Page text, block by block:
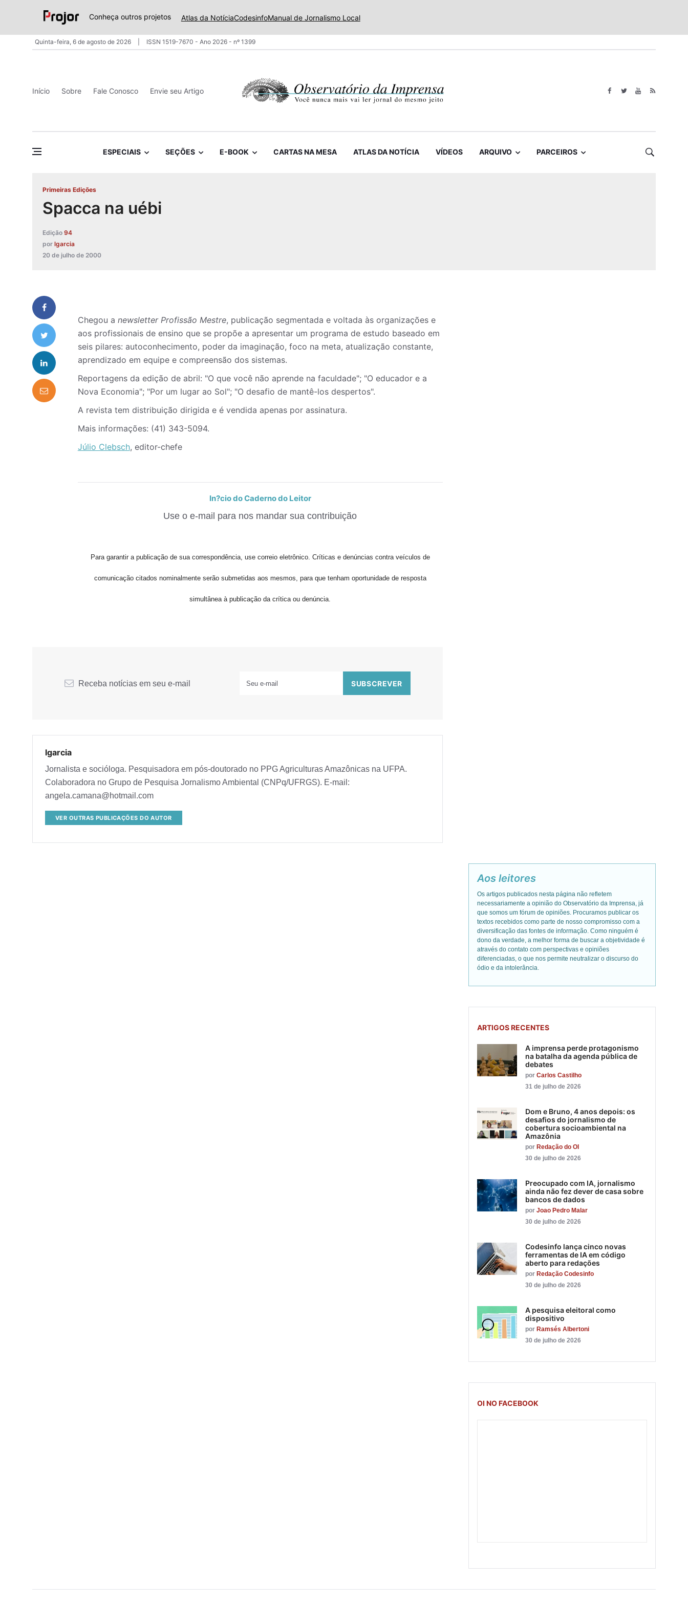
Conheça outros projetos Atlas da NotíciaCodesinfoManual de Jornalismo Local
Quinta-feira, 6 de agosto de 2026 ISSN 1519-7670 - Ano 2026 - nº 1399
Início Sobre Fale Conosco Envie seu Artigo
ESPECIAIS SEÇÕES E-BOOK CARTAS NA MESA ATLAS DA NOTÍCIA VÍDEOS ARQUIVO PARCEIROS
Primeiras Edições
Spacca na uébi
Edição 94
por lgarcia
20 de julho de 2000
Chegou a newsletter Profissão Mestre, publicação segmentada e voltada às organizações e
aos profissionais de ensino que se propõe a apresentar um programa de estudo baseado em
seis pilares: autoconhecimento, poder da imaginação, foco na meta, atualização constante,
aprendizado em equipe e compreensão dos sistemas.
Reportagens da edição de abril: "O que você não aprende na faculdade"; "O educador e a
Nova Economia"; "Por um lugar ao Sol"; "O desafio de mantê-los despertos".
A revista tem distribuição dirigida e é vendida apenas por assinatura.
Mais informações: (41) 343-5094.
Júlio Clebsch, editor-chefe
In?cio do Caderno do Leitor
Use o e-mail para nos mandar sua contribuição
Para garantir a publicação de sua correspondência, use correio eletrônico. Críticas e denúncias contra veículos de
comunicação citados nominalmente serão submetidas aos mesmos, para que tenham oportunidade de resposta
simultânea à publicação da crítica ou denúncia.
Receba notícias em seu e-mail
lgarcia
Jornalista e socióloga. Pesquisadora em pós-doutorado no PPG Agriculturas Amazônicas na UFPA.
Colaboradora no Grupo de Pesquisa Jornalismo Ambiental (CNPq/UFRGS). E-mail:
angela.camana@hotmail.com
VER OUTRAS PUBLICAÇÕES DO AUTOR
Aos leitores
Os artigos publicados nesta página não refletem
necessariamente a opinião do Observatório da Imprensa, já
que somos um fórum de opiniões. Procuramos publicar os
textos recebidos como parte de nosso compromisso com a
diversificação das fontes de informação. Como ninguém é
dono da verdade, a melhor forma de buscar a objetividade é
através do contato com perspectivas e opiniões
diferenciadas, o que nos permite neutralizar o discurso do
ódio e da intolerância.
ARTIGOS RECENTES
A imprensa perde protagonismo
na batalha da agenda pública de
debates
por Carlos Castilho
31 de julho de 2026
Dom e Bruno, 4 anos depois: os
desafios do jornalismo de
cobertura socioambiental na
Amazônia
por Redação do OI
30 de julho de 2026
Preocupado com IA, jornalismo
ainda não fez dever de casa sobre
bancos de dados
por Joao Pedro Malar
30 de julho de 2026
Codesinfo lança cinco novas
ferramentas de IA em código
aberto para redações
por Redação Codesinfo
30 de julho de 2026
A pesquisa eleitoral como
dispositivo
por Ramsés Albertoni
30 de julho de 2026
OI NO FACEBOOK